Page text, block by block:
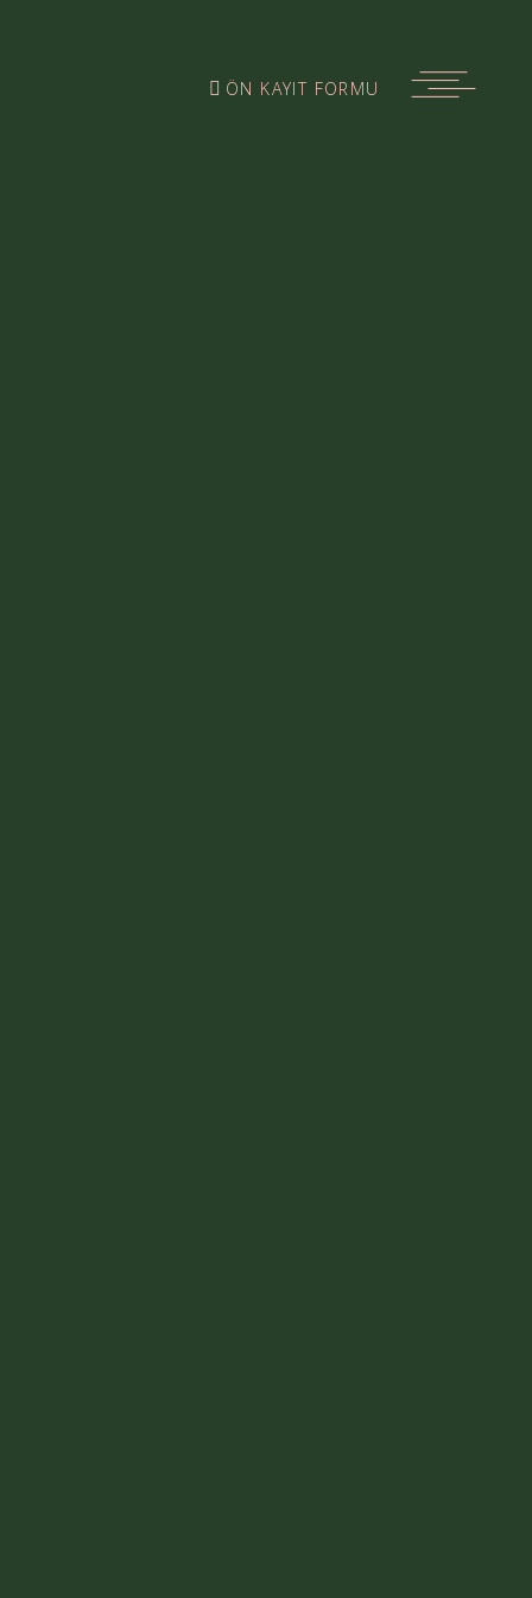
ÖN KAYIT FORMU